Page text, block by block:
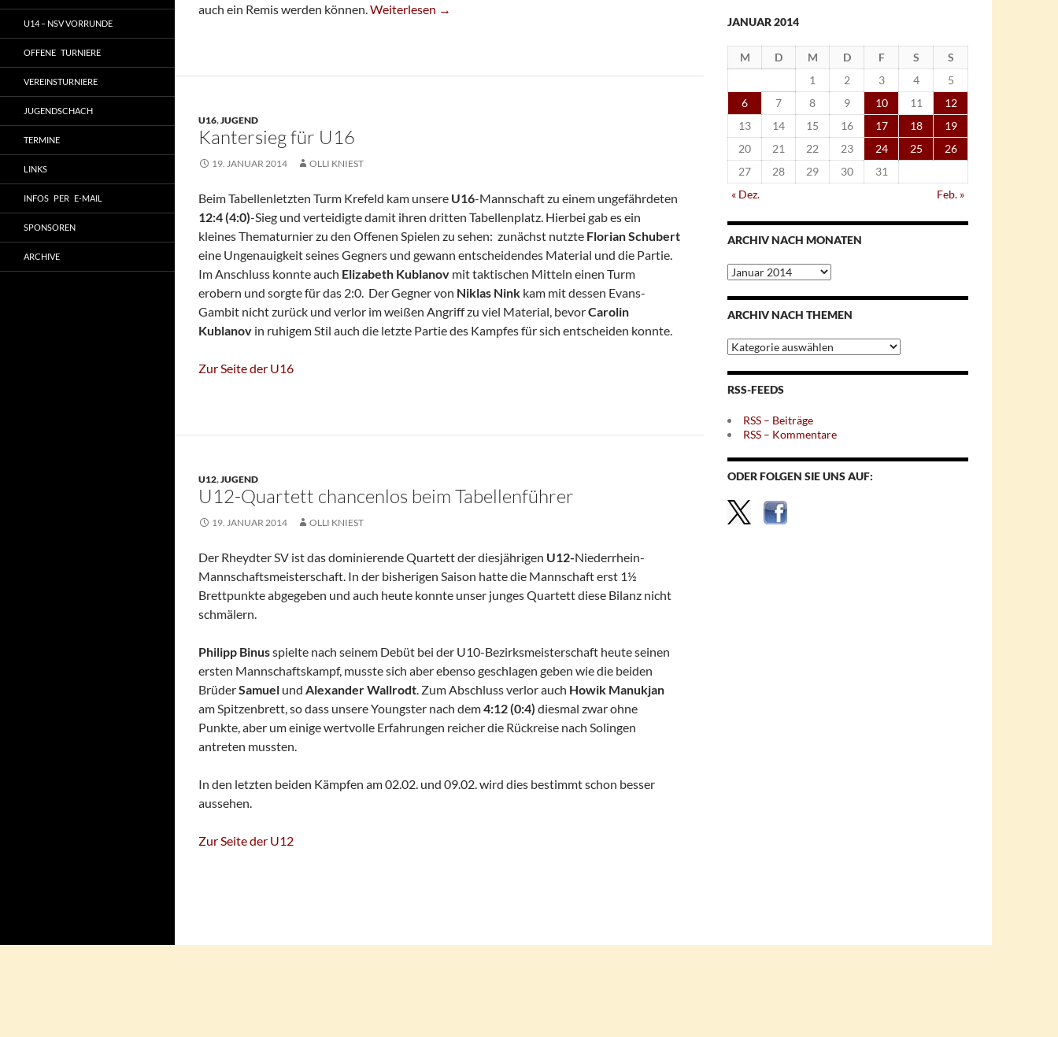
auch ein Remis werden können.Sechste Erarbeitet Knappen Sieg
Weiterlesen →
U16,JUGEND
Kantersieg für U16
19. JANUAR 2014 OLLI KNIEST
Beim Tabellenletzten Turm Krefeld kam unsere U16-Mannschaft zu einem ungefährdeten
12:4 (4:0)-Sieg und verteidigte damit ihren dritten Tabellenplatz. Hierbei gab es ein
kleines Thematurnier zu den Offenen Spielen zu sehen: zunächst nutzte Florian Schubert
eine Ungenauigkeit seines Gegners und gewann entscheidendes Material und die Partie.
Im Anschluss konnte auch Elizabeth Kublanov mit taktischen Mitteln einen Turm
erobern und sorgte für das 2:0. Der Gegner von Niklas Nink kam mit dessen Evans-
Gambit nicht zurück und verlor im weißen Angriff zu viel Material, bevorCarolin
Kublanov in ruhigem Stil auch die letzte Partie des Kampfes für sich entscheiden konnte.
Zur Seite der U16
U12,JUGEND
U12-Quartett chancenlos beim Tabellenführer
19. JANUAR 2014 OLLI KNIEST
Der Rheydter SV ist das dominierende Quartett der diesjährigen U12-Niederrhein-
Mannschaftsmeisterschaft. In der bisherigen Saison hatte die Mannschaft erst 1½
Brettpunkte abgegeben und auch heute konnte unser junges Quartett diese Bilanz nicht
schmälern.
Philipp Binusspielte nach seinem Debüt bei der U10-Bezirksmeisterschaft heute seinen
ersten Mannschaftskampf, musste sich aber ebenso geschlagen geben wie die beiden
BrüderSamuel und Alexander Wallrodt. Zum Abschluss verlor auch Howik Manukjan
am Spitzenbrett, so dass unsere Youngster nach dem4:12 (0:4) diesmal zwar ohne
Punkte, aber um einige wertvolle Erfahrungen reicher die Rückreise nach Solingen
antreten mussten.
In den letzten beiden Kämpfen am 02.02. und 09.02. wird dies bestimmt schon besser
aussehen.
Zur Seite der U12
JANUAR 2014
M D M D F S
S
1
2 3 4
5
6
7 8 9 10 11
12
13
14 15 16 17 18
19
20
21 22 23 24 25
26
27
28 29 30
31
« Dez.
Feb. »
ARCHIV NACH MONATEN
Archiv
nach
Monaten
ARCHIV NACH THEMEN
Archiv
nach
Themen
RSS-FEEDS
RSS – Beiträge
RSS – Kommentare
ODER FOLGEN SIE UNS AUF:
U14 – NSV VORRUNDE
OFFENE TURNIERE
VEREINSTURNIERE
JUGENDSCHACH
TERMINE
LINKS
INFOS PER E-MAIL
SPONSOREN
ARCHIVE